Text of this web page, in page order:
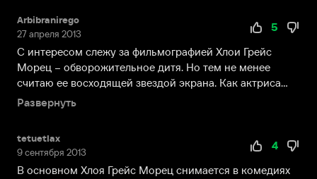
перебралась
в
Лос-
Анджелес,
второй
мечтает
о
сцене.
Arbibranirego
27 апреля 2013
5
С интересом слежу за фильмографией Хлои Грейс
Морец – обворожительное дитя. Но тем не менее
считаю ее восходящей звездой экрана. Как актриса
она себя ...
Развернуть
tetuetlax
9 сентября 2013
4
В основном Хлоя Грейс Морец снимается в комедиях